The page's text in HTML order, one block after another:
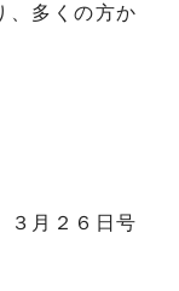
、多くの方か
３月２６日号